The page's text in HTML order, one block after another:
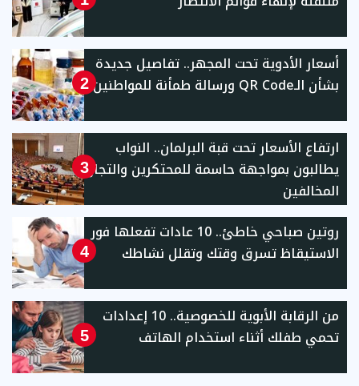
2
أسعار الأدوية تحت المجهر.. تفاصيل جديدة
بشأن الـQR Code ورسالة طمأنة للمواطنين
3
ارتفاع الأسعار تحت قبة البرلمان.. النواب
يطالبون بمواجهة حاسمة للمحتكرين والتجار
المخالفين
4
روتين صباحي خاطئ.. 10 عادات تفعلها فور
الاستيقاظ تسرق وقتك وتقلل نشاطك
5
من الرقابة الأبوية للخصوصية.. 10 إعدادات
تحمي طفلك أثناء استخدام الهاتف